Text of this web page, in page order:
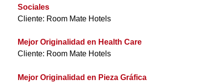
Sociales
Cliente: Room Mate Hotels
Mejor Originalidad en Health Care
Cliente: Room Mate Hotels
Mejor Originalidad en Pieza Gráfica